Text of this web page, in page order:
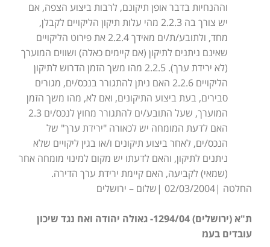
וההנחיות בדבר אופן תיקונם, לרבות ביצוע הצפה, אם
יש צורך בה 2.2.3 מהי עלות תיקון הליקויים לקבלן,
מחד, ולתובע/ת/ים מאידך 2.2.4 את פירוט הליקויים
שאינם ניתנים לתיקון (אם קיימים כאלה) ושווים המוערך
(לא ירידת ערך). 2.2.5 מהו משך הזמן הדרוש לתיקון
הליקויים 2.2.6 האם ניתן להתגורר בנכס/ים, מגורים
סבירים, בעת ביצוע התיקונים, ואם לא, מהו משך הזמן
המוערך, שעל התובע/ים להתגורר מחוץ לנכס/ים 2.3
האם לדעת המומחה יש לכאורה "ירידת ערך" של
הנכס/ים, לאחר ביצוע תיקונים ו/או בגין ליקויים שלא
ניתנים לתיקון, והאם לדעתו יש מקום למינוי מומחה אחר
(שמאי) לקביעה, האם קיימת ירידת ערך הדירה.
החלטה |02/03/2004 |שלום – ירושלים
ת"א (ירושלים) 1294/04- גאולה יהודה ואח נגד שיכון
עובדים בעמ